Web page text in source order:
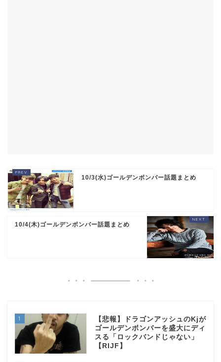
10/3(水)ゴールデンボンバー話題まとめ
10/4(木)ゴールデンボンバー話題まとめ
1
【悲報】ドラゴンアッシュのKjが
ゴールデンボンバーを盛大にディ
スる「ロックバンドじゃない」
【RIJF】